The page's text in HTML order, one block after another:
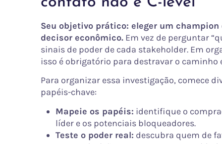
Seu objetivo prático: eleger um
decisor econômico. Em vez de perguntar
sinais de poder de cada stakeholder. Em
isso é obrigatório para destravar o caminho
Para organizar essa investigação, comece
papéis-chave:
Mapeie os papéis: identifique o
líder e os potenciais bloqueadores.
Teste o poder real: descubra quem de